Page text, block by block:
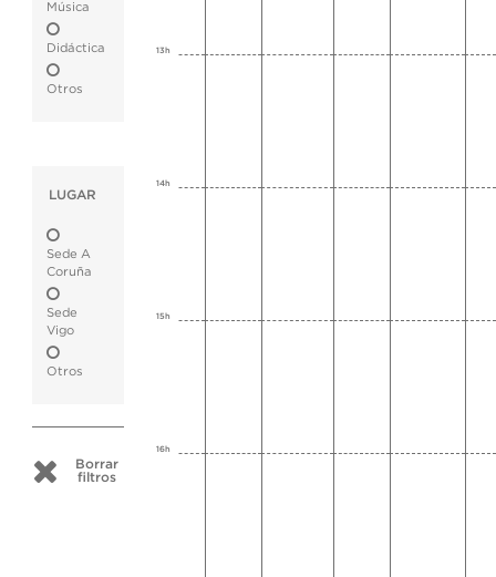
Música
Didáctica
Otros
LUGAR
Sede A
Coruña
Sede
Vigo
Otros
Borrar
filtros
13h
14h
15h
16h